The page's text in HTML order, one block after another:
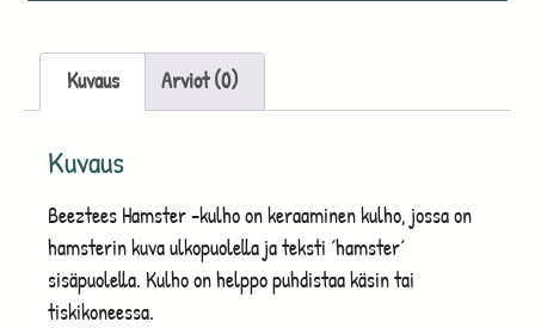
Kuvaus Arviot (0)
Kuvaus
Beeztees Hamster -kulho on keraaminen kulho, jossa on
hamsterin kuva ulkopuolella ja teksti ´hamster´
sisäpuolella. Kulho on helppo puhdistaa käsin tai
tiskikoneessa.